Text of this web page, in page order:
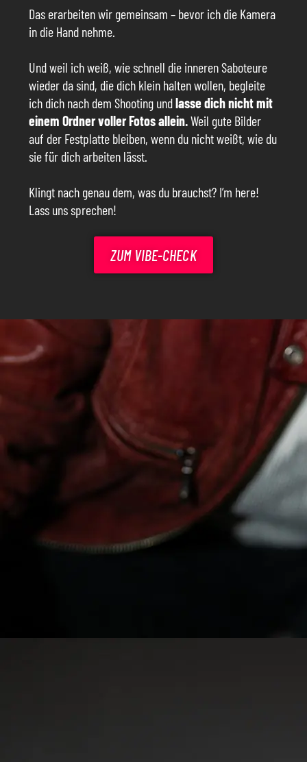
Das erarbeiten wir gemeinsam – bevor ich die Kamera
in die Hand nehme.
Und weil ich weiß, wie schnell die inneren Saboteure
wieder da sind, die dich klein halten wollen, begleite
ich dich nach dem Shooting undlasse dich nicht mit
einem Ordner voller Fotos allein.Weil gute Bilder
auf der Festplatte bleiben, wenn du nicht weißt, wie du
sie für dich arbeiten lässt.
Klingt nach genau dem, was du brauchst? I’m here!
Lass uns sprechen!
ZUM VIBE-CHECK